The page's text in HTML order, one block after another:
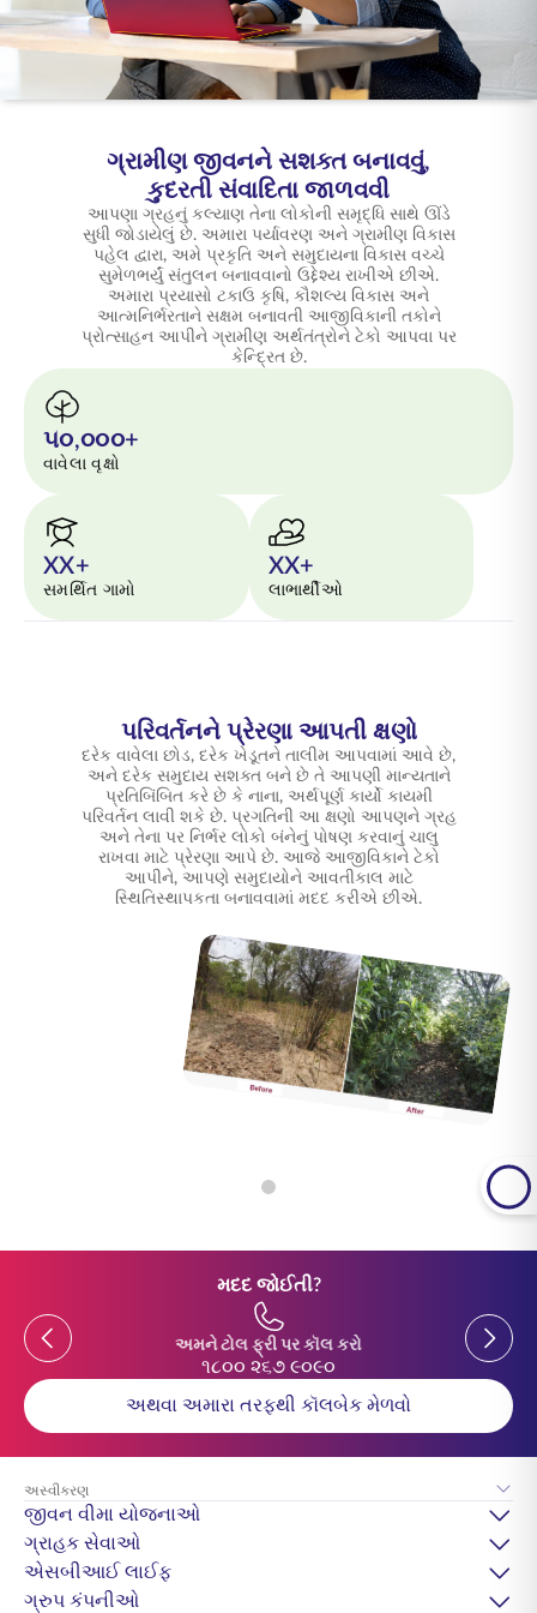
ENGLISH
ઑનલાઇન ખરીદો પ્રીમિયમ ચૂકવો
ગ્રામીણ જીવનને સશક્ત બનાવવું,
કુદરતી સંવાદિતા જાળવવી
આપણા ગ્રહનું કલ્યાણ તેના લોકોની સમૃદ્ધિ સાથે ઊંડે
સુધી જોડાયેલું છે. અમારા પર્યાવરણ અને ગ્રામીણ વિકાસ
પહેલ દ્વારા, અમે પ્રકૃતિ અને સમુદાયના વિકાસ વચ્ચે
સુમેળભર્યું સંતુલન બનાવવાનો ઉદ્દેશ્ય રાખીએ છીએ.
અમારા પ્રયાસો ટકાઉ કૃષિ, કૌશલ્ય વિકાસ અને
આત્મનિર્ભરતાને સક્ષમ બનાવતી આજીવિકાની તકોને
પ્રોત્સાહન આપીને ગ્રામીણ અર્થતંત્રોને ટેકો આપવા પર
કેન્દ્રિત છે.
૫૦,૦૦૦+
વાવેલા વૃક્ષો
XX+
સમર્થિત ગામો
XX+
લાભાર્થીઓ
પરિવર્તનને પ્રેરણા આપતી ક્ષણો
દરેક વાવેલા છોડ, દરેક ખેડૂતને તાલીમ આપવામાં આવે છે,
અને દરેક સમુદાય સશક્ત બને છે તે આપણી માન્યતાને
પ્રતિબિંબિત કરે છે કે નાના, અર્થપૂર્ણ કાર્યો કાયમી
પરિવર્તન લાવી શકે છે. પ્રગતિની આ ક્ષણો આપણને ગ્રહ
અને તેના પર નિર્ભર લોકો બંનેનું પોષણ કરવાનું ચાલુ
રાખવા માટે પ્રેરણા આપે છે. આજે આજીવિકાને ટેકો
આપીને, આપણે સમુદાયોને આવતીકાલ માટે
સ્થિતિસ્થાપકતા બનાવવામાં મદદ કરીએ છીએ.
મદદ જોઈતી?
Previous
અમને ટોલ ફ્રી પર કૉલ કરો
૧૮૦૦ ૨૬૭ ૯૦૯૦
Previous
અથવા અમારા તરફથી કૉલબેક મેળવો
અસ્વીકરણ
જીવન વીમા યોજનાઓ
ગ્રાહક સેવાઓ
એસબીઆઈ લાઈફ
ગ્રુપ કંપનીઓ